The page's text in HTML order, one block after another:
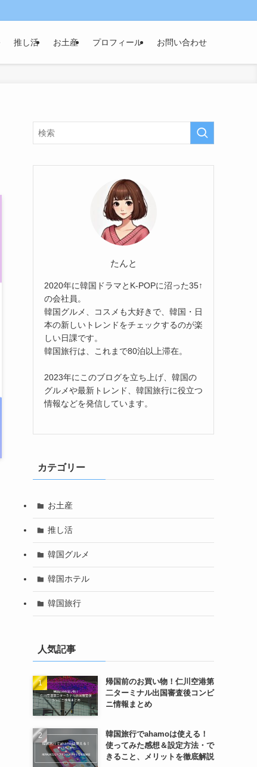
推し活 お土産 プロフィール お問い合わせ
たんと
2020年に韓国ドラマとK-POPに沼った35↑
の会社員。
韓国グルメ、コスメも大好きで、韓国・日
本の新しいトレンドをチェックするのが楽
しい日課です。
韓国旅行は、これまで80泊以上滞在。
2023年にこのブログを立ち上げ、韓国の
グルメや最新トレンド、韓国旅行に役立つ
情報などを発信しています。
カテゴリー
お土産
推し活
韓国グルメ
韓国ホテル
韓国旅行
人気記事
帰国前のお買い物！仁川空港第
二ターミナル出国審査後コンビ
ニ情報まとめ
韓国旅行でahamoは使える！
使ってみた感想＆設定方法・で
きること、メリットを徹底解説